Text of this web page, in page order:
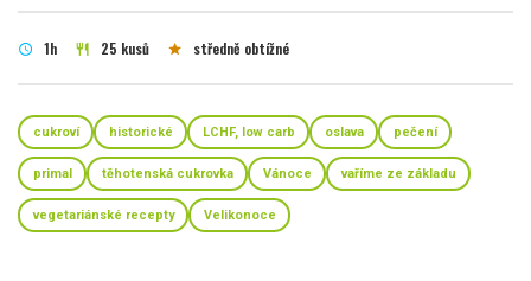
schedule 1h restaurant 25 kusů star středně obtížné
cukroví historické LCHF, low carb oslava pečení
primal těhotenská cukrovka Vánoce vaříme ze základu
vegetariánské recepty Velikonoce